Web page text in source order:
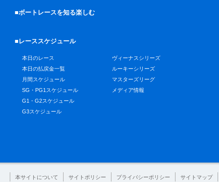
■ボートレースを知る楽しむ
■レーススケジュール
本日のレース
本日の払戻金一覧
月間スケジュール
SG・PG1スケジュール
G1・G2スケジュール
G3スケジュール
ヴィーナスシリーズ
ルーキーシリーズ
マスターズリーグ
メディア情報
本サイトについて サイトポリシー プライバシーポリシー サイトマップ